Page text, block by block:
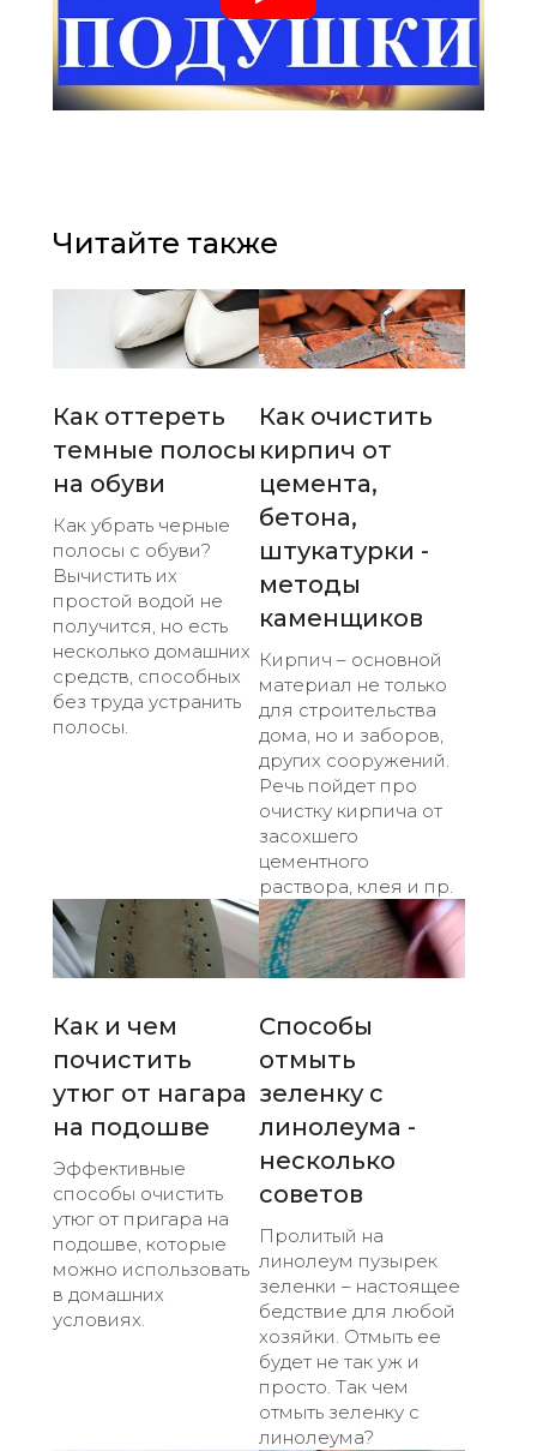
Читайте также
Как оттереть
темные полосы
на обуви
Как убрать черные
полосы с обуви?
Вычистить их
простой водой не
получится, но есть
несколько домашних
средств, способных
без труда устранить
полосы.
Как очистить
кирпич от
цемента,
бетона,
штукатурки -
методы
каменщиков
Кирпич – основной
материал не только
для строительства
дома, но и заборов,
других сооружений.
Речь пойдет про
очистку кирпича от
засохшего
цементного
раствора, клея и пр.
Как и чем
почистить
утюг от нагара
на подошве
Эффективные
способы очистить
утюг от пригара на
подошве, которые
можно использовать
в домашних
условиях.
Способы
отмыть
зеленку с
линолеума -
несколько
советов
Пролитый на
линолеум пузырек
зеленки – настоящее
бедствие для любой
хозяйки. Отмыть ее
будет не так уж и
просто. Так чем
отмыть зеленку с
линолеума?